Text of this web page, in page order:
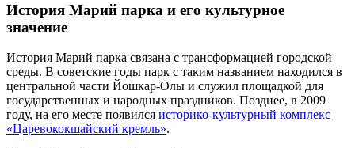
История Марий парка и его культурное
значение
История Марий парка связана с трансформацией городской
среды. В советские годы парк с таким названием находился в
центральной части Йошкар-Олы и служил площадкой для
государственных и народных праздников. Позднее, в 2009
году, на его месте появился историко-культурный комплекс
«Царевококшайский кремль».